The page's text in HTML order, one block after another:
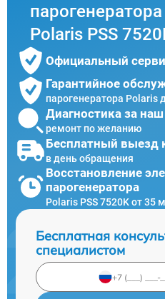
парогенератора
Polaris PSS
Официальный
Гарантийное
парогенератора Polaris
Диагностика за наш
ремонт по желанию
Бесплатный выезд
в день обращения
Восстановление
парогенератора
Polaris PSS 7520K от 35
Бесплатная
специалистом